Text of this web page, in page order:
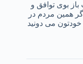
بوی توافق و
همین مردم در
خودتون می دونید